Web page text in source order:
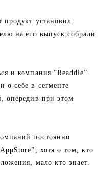
установил
на его выпуск собрали
и компания “Readdle”.
о себе в сегменте
опередив при этом
постоянно
хотя о том, кто
мало кто знает.